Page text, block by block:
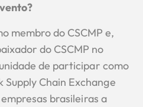
membro do CSCMP e,
do CSCMP no
de participar como
Chain Exchange
brasileiras a